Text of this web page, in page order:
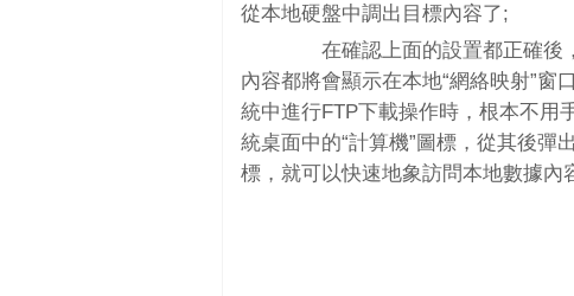
從本地硬盤中調出目標內容了;
在確認上面的設置都正確後，
內容都將會顯示在本地“網絡映射”窗
統中進行FTP下載操作時，根本不用
統桌面中的“計算機”圖標，從其後彈
標，就可以快速地象訪問本地數據內